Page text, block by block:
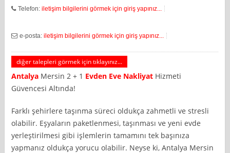
Telefon:iletişim bilgilerini görmek için giriş yapınız...
e-posta:iletişim bilgilerini görmek için giriş yapınız...
diğer talepleri görmek için tıklayınız...
Antalya Mersin 2 + 1 Evden Eve Nakliyat Hizmeti
Güvencesi Altında!
Farklı şehirlere taşınma süreci oldukça zahmetli ve stresli
olabilir. Eşyaların paketlenmesi, taşınması ve yeni evde
yerleştirilmesi gibi işlemlerin tamamını tek başınıza
yapmanız oldukça yorucu olabilir. Neyse ki, Antalya Mersin